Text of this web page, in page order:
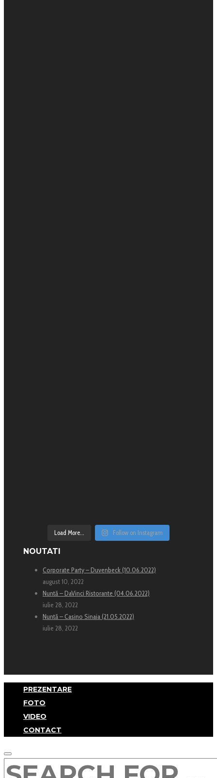
Load More... Follow on Instagram
NOUTATI
Corporate Party – Duvenbeck (10.06.2022)
august 10, 2022
Nuntă – DaVinci Ristorante (04.06.2022)
iulie 28, 2022
Nuntă – Casino Sinaia (21.05.2022)
iulie 28, 2022
PREZENTARE
FOTO
VIDEO
CONTACT
SEARCH